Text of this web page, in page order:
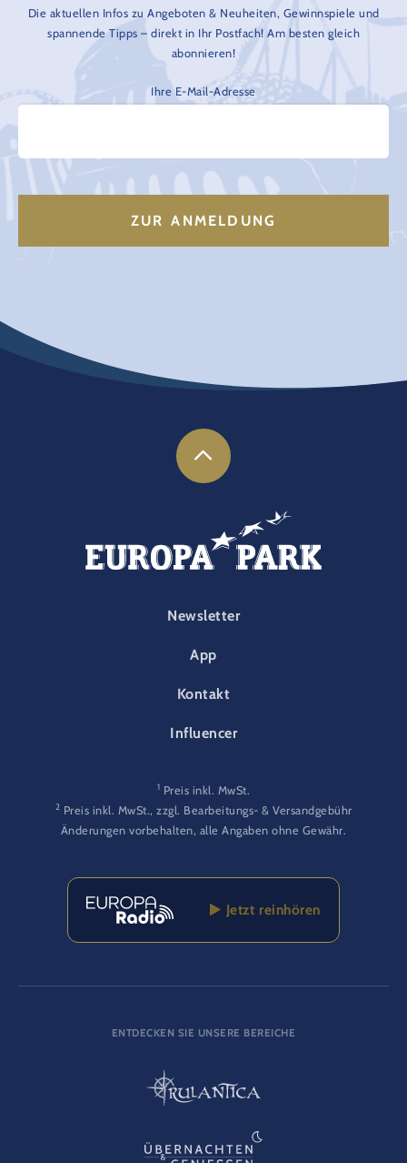
Die aktuellen Infos zu Angeboten & Neuheiten, Gewinnspiele und
spannende Tipps – direkt in Ihr Postfach! Am besten gleich
abonnieren!
Ihre E-Mail-Adresse
FOOTER-PARK
Newsletter
App
Kontakt
Influencer
1 Preis inkl. MwSt.
2 Preis inkl. MwSt., zzgl. Bearbeitungs- & Versandgebühr
Änderungen vorbehalten, alle Angaben ohne Gewähr.
Jetzt reinhören
ENTDECKEN SIE UNSERE BEREICHE